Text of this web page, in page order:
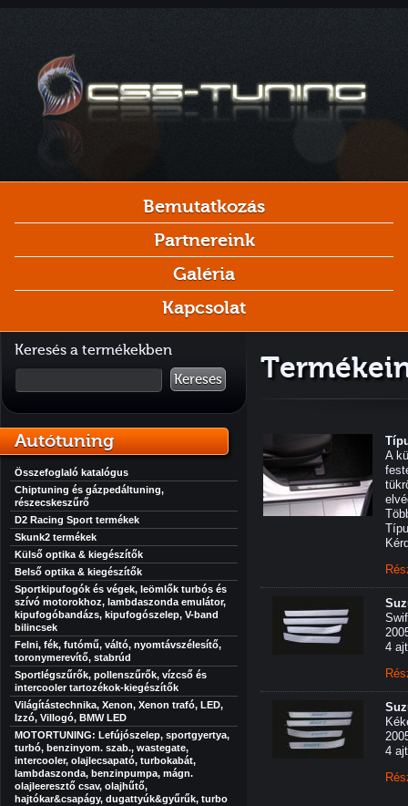
Bemutatkozás
Partnereink
Galéria
Kapcsolat
Keresés a termékekben
Keresés
Autótuning
Összefoglaló katalógus
Chiptuning és gázpedáltuning,
részecskeszűrő
D2 Racing Sport termékek
Skunk2 termékek
Külső optika & kiegészítők
Belső optika & kiegészítők
Sportkipufogók és végek, leömlők turbós és
szívó motorokhoz, lambdaszonda emulátor,
kipufogóbandázs, kipufogószelep, V-band
bilincsek
Felni, fék, futómű, váltó, nyomtávszélesítő,
toronymerevítő, stabrúd
Sportlégszűrők, pollenszűrők, vízcső és
intercooler tartozékok-kiegészítők
Világítástechnika, Xenon, Xenon trafó, LED,
Izzó, Villogó, BMW LED
MOTORTUNING: Lefújószelep, sportgyertya,
turbó, benzinyom. szab., wastegate,
intercooler, olajlecsapató, turbokabát,
lambdaszonda, benzinpumpa, mágn.
olajleeresztő csav, olajhűtő,
hajtókar&csapágy, dugattyúk&gyűrűk, turbo
A
4
4